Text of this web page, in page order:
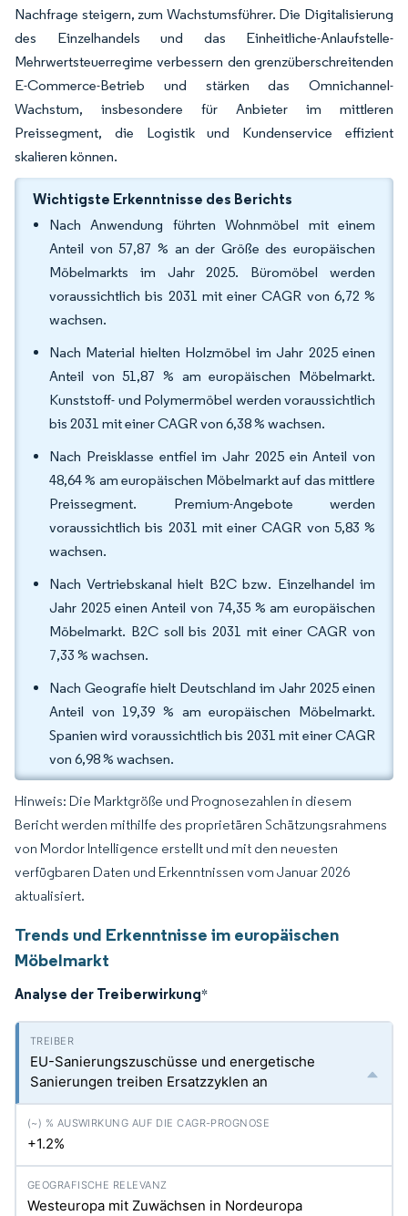
Nachfrage steigern, zum Wachstumsführer. Die Digitalisierung
des Einzelhandels und das Einheitliche-Anlaufstelle-
Mehrwertsteuerregime verbessern den grenzüberschreitenden
E-Commerce-Betrieb und stärken das Omnichannel-
Wachstum, insbesondere für Anbieter im mittleren
Preissegment, die Logistik und Kundenservice effizient
skalieren können.
Wichtigste Erkenntnisse des Berichts
Nach Anwendung führten Wohnmöbel mit einem
Anteil von 57,87 % an der Größe des europäischen
Möbelmarkts im Jahr 2025. Büromöbel werden
voraussichtlich bis 2031 mit einer CAGR von 6,72 %
wachsen.
Nach Material hielten Holzmöbel im Jahr 2025 einen
Anteil von 51,87 % am europäischen Möbelmarkt.
Kunststoff- und Polymermöbel werden voraussichtlich
bis 2031 mit einer CAGR von 6,38 % wachsen.
Nach Preisklasse entfiel im Jahr 2025 ein Anteil von
48,64 % am europäischen Möbelmarkt auf das mittlere
Preissegment. Premium-Angebote werden
voraussichtlich bis 2031 mit einer CAGR von 5,83 %
wachsen.
Nach Vertriebskanal hielt B2C bzw. Einzelhandel im
Jahr 2025 einen Anteil von 74,35 % am europäischen
Möbelmarkt. B2C soll bis 2031 mit einer CAGR von
7,33 % wachsen.
Nach Geografie hielt Deutschland im Jahr 2025 einen
Anteil von 19,39 % am europäischen Möbelmarkt.
Spanien wird voraussichtlich bis 2031 mit einer CAGR
von 6,98 % wachsen.
Hinweis: Die Marktgröße und Prognosezahlen in diesem
Bericht werden mithilfe des proprietären Schätzungsrahmens
von Mordor Intelligence erstellt und mit den neuesten
verfügbaren Daten und Erkenntnissen vom Januar 2026
aktualisiert.
Trends und Erkenntnisse im europäischen
Möbelmarkt
Analyse der Treiberwirkung*
EU-Sanierungszuschüsse und energetische
Sanierungen treiben Ersatzzyklen an
+1.2%
Westeuropa mit Zuwächsen in Nordeuropa